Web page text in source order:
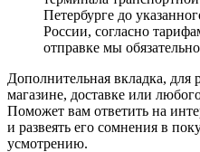
Петербурге до
России, согласно
отправке мы
Дополнительная вкладка,
магазине, доставке или
Поможет вам ответить на
и развеять его сомнения в
усмотрению.